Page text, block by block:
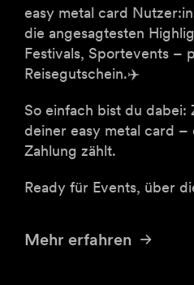
easy metal card
die angesagtesten
Festivals, Sportevents –
Reisegutschein.✈️
So einfach bist du dabei:
deiner easy metal card
Zahlung zählt.
Ready für Events, über
Mehr erfahren